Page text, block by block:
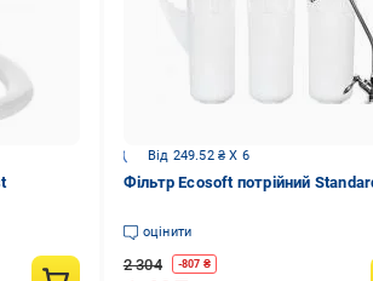
Від 249.52 ₴ X 6
Фільтр Ecosoft потрійний
оцінити
2 304 -807 ₴